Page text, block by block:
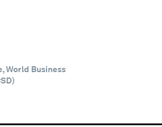
World Business